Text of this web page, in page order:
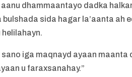
aanu dhammaantayo dadka
sida hagar la’aanta ah
iga maqnayd ayaan maanta
u faraxsanahay.”